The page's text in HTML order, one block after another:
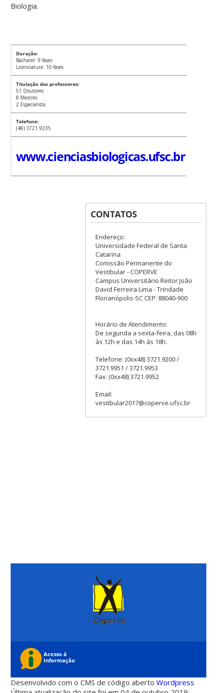
Biologia.
Duração:
Bacharel: 9 fases
Licenciatura: 10 fases
Titulação dos professores:
51 Doutores
8 Mestres
2 Especialista
Telefone:
(48) 3721 9235
www.cienciasbiologicas.ufsc.br
CONTATOS
Endereço:
Universidade Federal de Santa
Catarina
Comissão Permanente do
Vestibular - COPERVE
Campus Universitário Reitor João
David Ferreira Lima - Trindade
Florianópolis-SC CEP: 88040-900
Horário de Atendimento:
De segunda a sexta-feira, das 08h
às 12h e das 14h às 18h.
Telefone: (0xx48) 3721.9200 /
3721.9951 / 3721.9953
Fax: (0xx48) 3721.9952
Email:
vestibular2017@coperve.ufsc.br
Desenvolvido com o CMS de código abertoWordpress